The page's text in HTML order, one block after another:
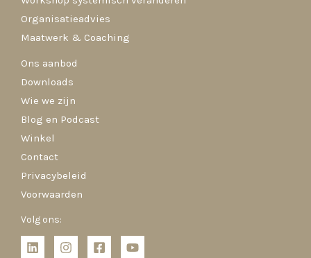
Organisatieadvies
Maatwerk & Coaching
Ons aanbod
Downloads
Wie we zijn
Blog en Podcast
Winkel
Contact
Privacybeleid
Voorwaarden
Volg ons: